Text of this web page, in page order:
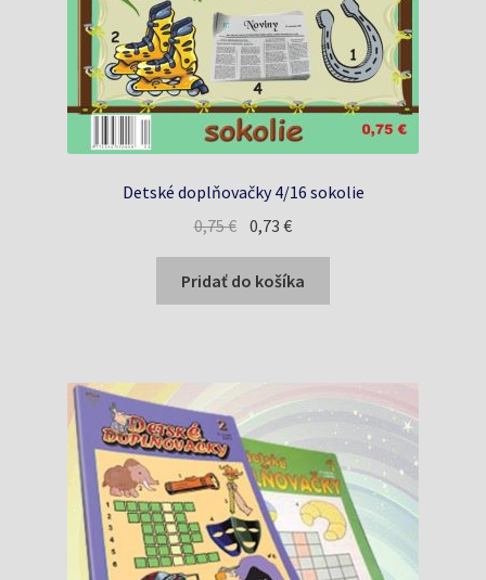
Detské doplňovačky 4/16 sokolie
0,75€ Pôvodná
bola:
0,75 €.
0,73€Aktuálna
je:
0,73 €.
Pridať do košíka